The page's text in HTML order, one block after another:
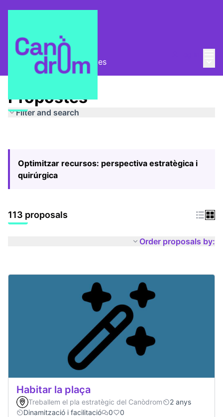
Pla Estratègic Propostes
Propostes
Filter and search
Optimitzar recursos: perspectiva estratègica i
quirúrgica
113 proposals
Order proposals by:
Habitar la plaça
Treballem el pla estratègic del Canòdrom
2 anys
Dinamització i facilitació
0 0